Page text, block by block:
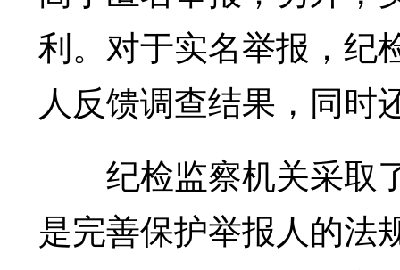
利。对于实名举报，纪
人反馈调查结果，同时
纪检监察机关采取
是完善保护举报人的法